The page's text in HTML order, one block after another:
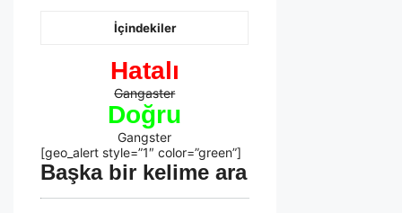
İçindekiler
Hatalı
Gangaster
Doğru
Gangster
[geo_alert style=”1″ color=”green”]
Başka bir kelime ara